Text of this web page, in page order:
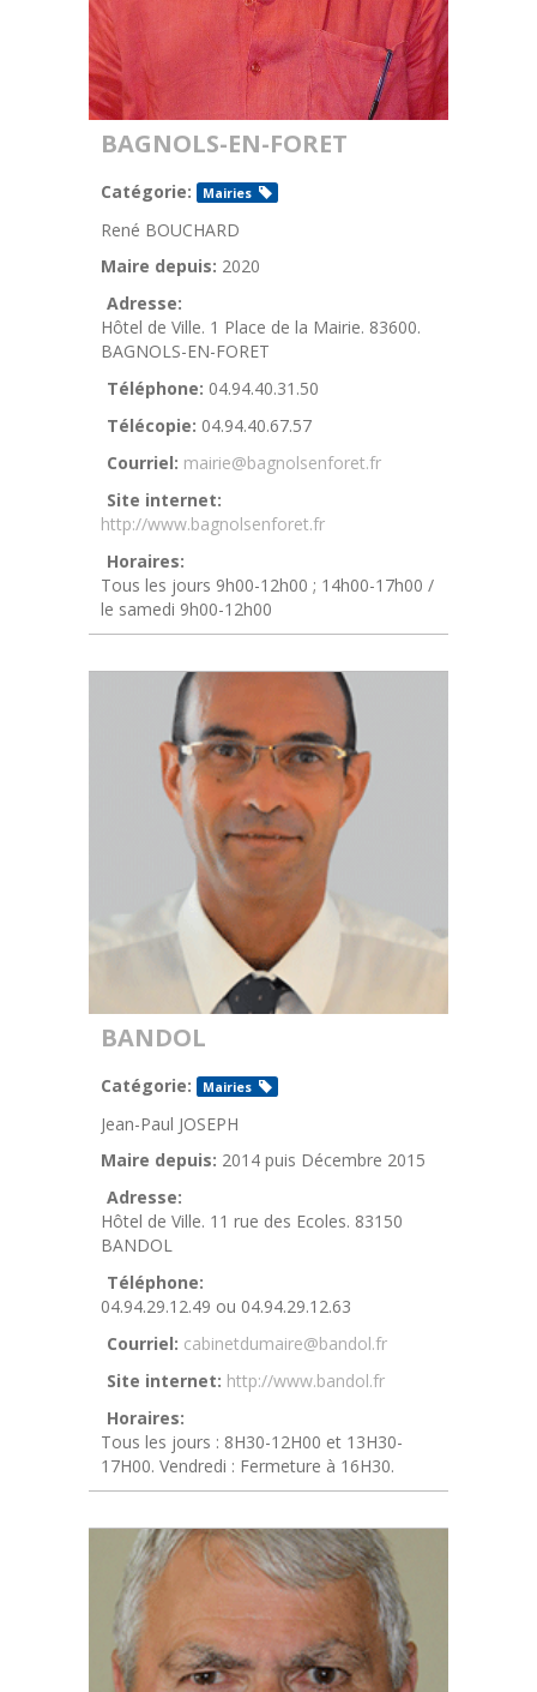
BAGNOLS-EN-FORET
Catégorie: Mairies
René BOUCHARD
Maire depuis: 2020
Adresse:
Hôtel de Ville. 1 Place de la Mairie. 83600.
BAGNOLS-EN-FORET
Téléphone: 04.94.40.31.50
Télécopie: 04.94.40.67.57
Courriel: mairie@bagnolsenforet.fr
Site internet:
http://www.bagnolsenforet.fr
Horaires:
Tous les jours 9h00-12h00 ; 14h00-17h00 /
le samedi 9h00-12h00
BANDOL
Catégorie: Mairies
Jean-Paul JOSEPH
Maire depuis: 2014 puis Décembre 2015
Adresse:
Hôtel de Ville. 11 rue des Ecoles. 83150
BANDOL
Téléphone:
04.94.29.12.49 ou 04.94.29.12.63
Courriel: cabinetdumaire@bandol.fr
Site internet: http://www.bandol.fr
Horaires:
Tous les jours : 8H30-12H00 et 13H30-
17H00. Vendredi : Fermeture à 16H30.